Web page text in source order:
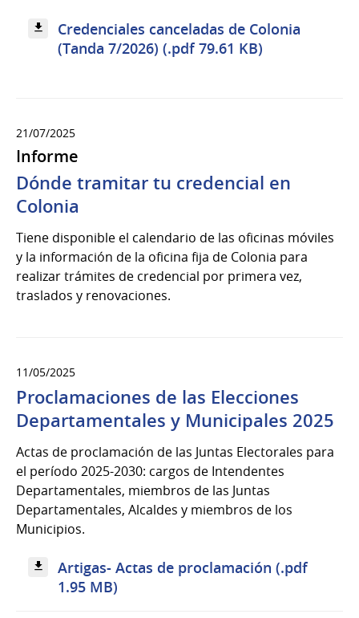
Credenciales canceladas de Colonia
(Tanda 7/2026) (.pdf 79.61 KB)
21/07/2025
Informe
Dónde tramitar tu credencial en
Colonia
Tiene disponible el calendario de las oficinas móviles
y la información de la oficina fija de Colonia para
realizar trámites de credencial por primera vez,
traslados y renovaciones.
11/05/2025
Proclamaciones de las Elecciones
Departamentales y Municipales 2025
Actas de proclamación de las Juntas Electorales para
el período 2025-2030: cargos de Intendentes
Departamentales, miembros de las Juntas
Departamentales, Alcaldes y miembros de los
Municipios.
Artigas- Actas de proclamación (.pdf
1.95 MB)